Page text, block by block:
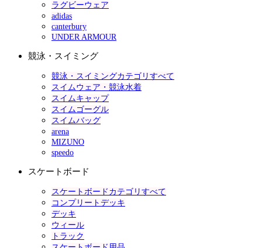
ラグビーウェア
adidas
canterbury
UNDER ARMOUR
競泳・スイミング
競泳・スイミングカテゴリすべて
スイムウェア・競泳水着
スイムキャップ
スイムゴーグル
スイムバッグ
arena
MIZUNO
speedo
スケートボード
スケートボードカテゴリすべて
コンプリートデッキ
デッキ
ウィール
トラック